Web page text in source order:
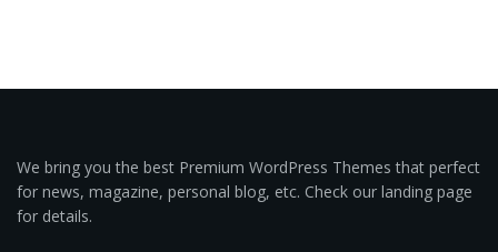
We bring you the best Premium WordPress Themes that perfect
for news, magazine, personal blog, etc. Check our landing page
for details.